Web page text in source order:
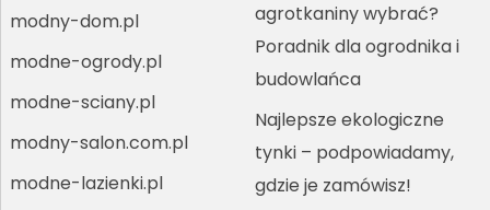
modny-dom.pl
modne-ogrody.pl
modne-sciany.pl
modny-salon.com.pl
modne-lazienki.pl
agrotkaniny wybrać?
Poradnik dla ogrodnika i
budowlańca
Najlepsze ekologiczne
tynki – podpowiadamy,
gdzie je zamówisz!